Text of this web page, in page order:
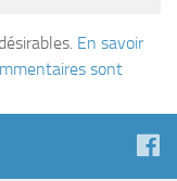
En savoir
sont